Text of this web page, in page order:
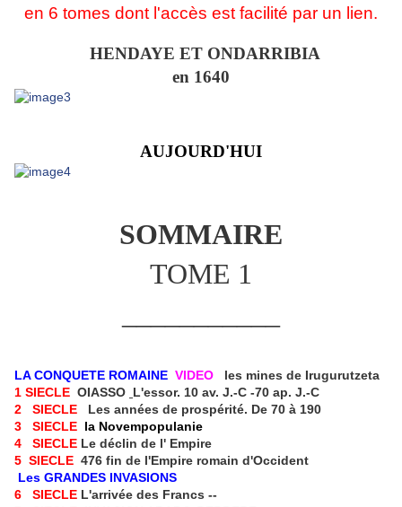
en 6 tomes dont l'accès est facilité par un lien.
HENDAYE ET ONDARRIBIA
en 1640
AUJOURD'HUI
SOMMAIRE
TOME 1
LA CONQUETE ROMAINE VIDEO
les mines de Irugurutzeta
1 SIECLE OIASSO L'essor. 10 av. J.-C -70 ap. J.-C
2 SIECLE Les années de prospérité. De 70 à 190
3 SIECLE la Novempopulanie
4 SIECLE Le déclin de l' Empire
5 SIECLE 476 fin de l'Empire romain d'Occident
Les GRANDES INVASIONS
6
SIECLE L'arrivée des Francs --